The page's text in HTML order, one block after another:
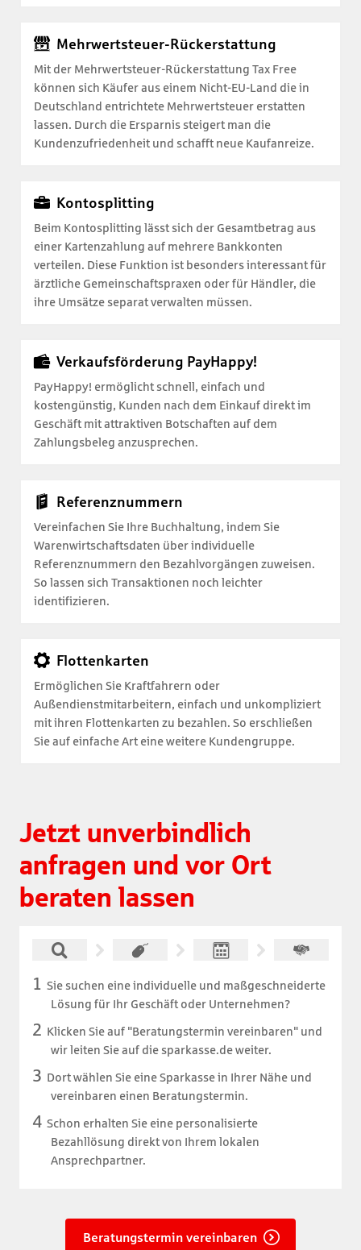
Mehrwertsteuer-Rückerstattung
Mit der Mehrwertsteuer-Rückerstattung Tax Free
können sich Käufer aus einem Nicht-EU-Land die in
Deutschland entrichtete Mehrwertsteuer erstatten
lassen. Durch die Ersparnis steigert man die
Kundenzufriedenheit und schafft neue Kaufanreize.
Kontosplitting
Beim Kontosplitting lässt sich der Gesamtbetrag aus
einer Kartenzahlung auf mehrere Bankkonten
verteilen. Diese Funktion ist besonders interessant für
ärztliche Gemeinschaftspraxen oder für Händler, die
ihre Umsätze separat verwalten müssen.
Verkaufsförderung PayHappy!
PayHappy! ermöglicht schnell, einfach und
kostengünstig, Kunden nach dem Einkauf direkt im
Geschäft mit attraktiven Botschaften auf dem
Zahlungsbeleg anzusprechen.
Referenznummern
Vereinfachen Sie Ihre Buchhaltung, indem Sie
Warenwirtschaftsdaten über individuelle
Referenznummern den Bezahlvorgängen zuweisen.
So lassen sich Transaktionen noch leichter
identifizieren.
Flottenkarten
Ermöglichen Sie Kraftfahrern oder
Außendienstmitarbeitern, einfach und unkompliziert
mit ihren Flottenkarten zu bezahlen. So erschließen
Sie auf einfache Art eine weitere Kundengruppe.
Jetzt unverbindlich
anfragen und vor Ort
beraten lassen
Sie suchen eine individuelle und maßgeschneiderte
Lösung für Ihr Geschäft oder Unternehmen?
Klicken Sie auf "Beratungstermin vereinbaren" und
wir leiten Sie auf die sparkasse.de weiter.
Dort wählen Sie eine Sparkasse in Ihrer Nähe und
vereinbaren einen Beratungstermin.
Schon erhalten Sie eine personalisierte
Bezahllösung direkt von Ihrem lokalen
Ansprechpartner.
Beratungstermin vereinbaren